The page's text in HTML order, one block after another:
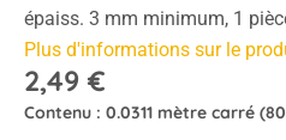
épaiss. 3 mm minimum, 1
Plus d'informations sur le
2,49 €
Contenu : 0.0311 mètre carré